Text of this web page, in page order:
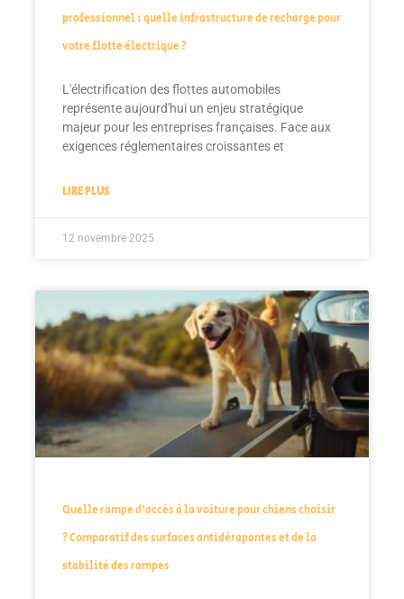
professionnel : quelle infrastructure de recharge pour
votre flotte électrique ?
L'électrification des flottes automobiles
représente aujourd'hui un enjeu stratégique
majeur pour les entreprises françaises. Face aux
exigences réglementaires croissantes et
LIRE PLUS
12 novembre 2025
Quelle rampe d’accès à la voiture pour chiens choisir
? Comparatif des surfaces antidérapantes et de la
stabilité des rampes